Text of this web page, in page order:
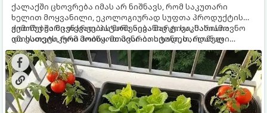
ქალაქში ცხოვრება იმას არ ნიშნავს, რომ საკუთარი
ხელით მოყვანილი, ეკოლოგიურად სუფთა პროდუქტის
გემოზე უარი თქვათ. პატარა აივანიც კი საკმარისია
იმისათვის, რომ მოიწყოთ მინი-ბოსტანი, საიდანაც
ყოველდღიურად ახალ, არომატულ მწვანილსა და
ბოსტნეულს მოკრეფთ.
ქოთნებში მცენარეების მოშენება მარტივი, სასიამოვნო
და ესთეტიკური ჰობია. მთავარია იცოდეთ, რომელი
კულტურები ეგუებიან ქოთნის პირობებს ყველაზე კარგად
და როგორ მოუაროთ მათ სწორად.